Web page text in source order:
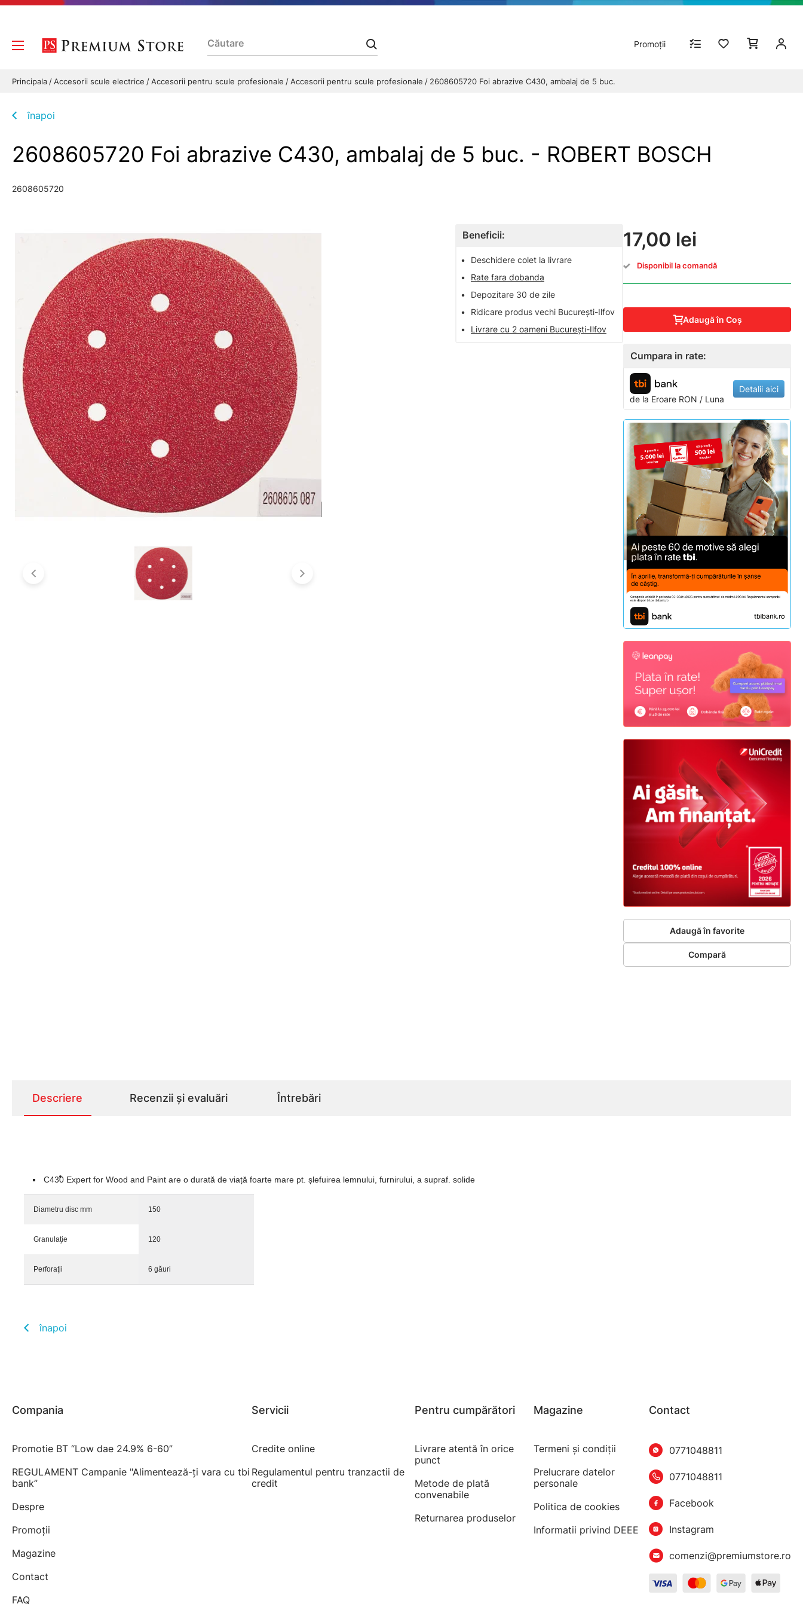
Promoții
Principala Accesorii scule electrice Accesorii pentru scule profesionale Accesorii pentru scule profesionale 2608605720 Foi abrazive C430, ambalaj de 5 buc.
înapoi
2608605720 Foi abrazive C430, ambalaj de 5 buc. - ROBERT BOSCH
2608605720
Beneficii:
•
Deschidere colet la livrare
•
Rate fara dobanda
•
Depozitare 30 de zile
•
Ridicare produs vechi București-Ilfov
•
Livrare cu 2 oameni București-Ilfov
17,00 lei
Disponibil la comandă
Adaugă în Coş
Cumpara in rate:
de la Eroare RON / Luna
Detalii aici
Adaugă în favorite
Compară
Descriere Recenzii și evaluări Întrebări
C430 Expert for Wood and Paint are o durată de viață foarte mare pt. șlefuirea lemnului, furnirului, a supraf. solide
Diametru disc mm 150
Granulaţie 120
Perforaţii 6 găuri
înapoi
Compania
Promotie BT “Low dae 24.9% 6-60”
REGULAMENT Campanie "Alimentează-ți vara cu tbi
bank”
Despre
Promoții
Magazine
Contact
FAQ
Servicii
Credite online
Regulamentul pentru tranzactii de
credit
Pentru cumpărători
Livrare atentă în orice
punct
Metode de plată
convenabile
Returnarea produselor
Magazine
Termeni şi condiţii
Prelucrare datelor
personale
Politica de cookies
Informatii privind DEEE
Contact
0771048811
0771048811
Facebook
Instagram
comenzi@premiumstore.ro